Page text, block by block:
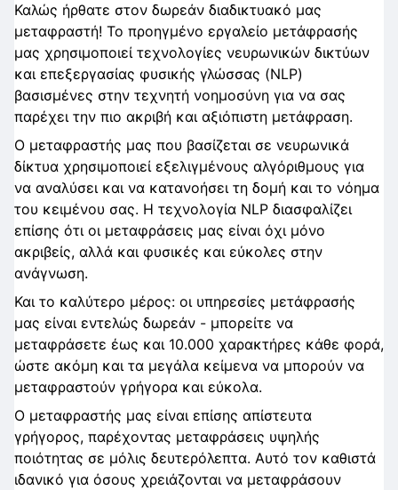
Καλώς ήρθατε στον δωρεάν διαδικτυακό μας
μεταφραστή! Το προηγμένο εργαλείο μετάφρασής
μας χρησιμοποιεί τεχνολογίες νευρωνικών δικτύων
και επεξεργασίας φυσικής γλώσσας (NLP)
βασισμένες στην τεχνητή νοημοσύνη για να σας
παρέχει την πιο ακριβή και αξιόπιστη μετάφραση.
Ο μεταφραστής μας που βασίζεται σε νευρωνικά
δίκτυα χρησιμοποιεί εξελιγμένους αλγόριθμους για
να αναλύσει και να κατανοήσει τη δομή και το νόημα
του κειμένου σας. Η τεχνολογία NLP διασφαλίζει
επίσης ότι οι μεταφράσεις μας είναι όχι μόνο
ακριβείς, αλλά και φυσικές και εύκολες στην
ανάγνωση.
Και το καλύτερο μέρος: οι υπηρεσίες μετάφρασής
μας είναι εντελώς δωρεάν - μπορείτε να
μεταφράσετε έως και 10.000 χαρακτήρες κάθε φορά,
ώστε ακόμη και τα μεγάλα κείμενα να μπορούν να
μεταφραστούν γρήγορα και εύκολα.
Ο μεταφραστής μας είναι επίσης απίστευτα
γρήγορος, παρέχοντας μεταφράσεις υψηλής
ποιότητας σε μόλις δευτερόλεπτα. Αυτό τον καθιστά
ιδανικό για όσους χρειάζονται να μεταφράσουν